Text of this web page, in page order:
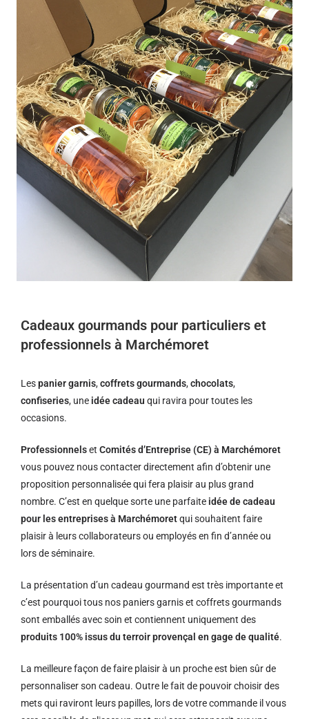
Cadeaux gourmands pour particuliers et
professionnels à Marchémoret
Lespanier garnis,coffrets gourmands,chocolats,
confiseries, une idée cadeau qui ravira pour toutes les
occasions.
Professionnelset Comités d’Entreprise (CE) à Marchémoret
vous pouvez nous contacter directement afin d’obtenir une
proposition personnalisée qui fera plaisir au plus grand
nombre. C’est en quelque sorte une parfaite idée de cadeau
pour les entreprises à Marchémoretqui souhaitent faire
plaisir à leurs collaborateurs ou employés en fin d’année ou
lors de séminaire.
La présentation d’un cadeau gourmand est très importante et
c’est pourquoi tous nos paniers garnis et coffrets gourmands
sont emballés avec soin et contiennent uniquement des
produits 100% issus du terroir provençal en gage de qualité.
La meilleure façon de faire plaisir à un proche est bien sûr de
personnaliser son cadeau. Outre le fait de pouvoir choisir des
mets qui raviront leurs papilles, lors de votre commande il vous